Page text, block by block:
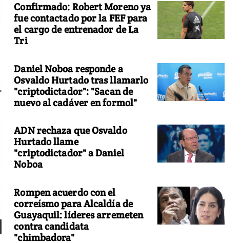
Confirmado: Robert Moreno ya
fue contactado por la FEF para
el cargo de entrenador de La
Tri
Daniel Noboa responde a
Osvaldo Hurtado tras llamarlo
"criptodictador": "Sacan de
nuevo al cadáver en formol"
ADN rechaza que Osvaldo
Hurtado llame
"criptodictador" a Daniel
Noboa
Rompen acuerdo con el
correísmo para Alcaldía de
Guayaquil: líderes arremeten
contra candidata
"chimbadora"